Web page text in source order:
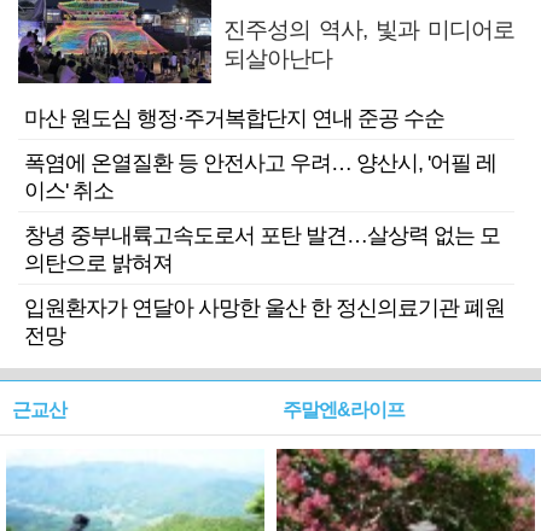
진주성의 역사, 빛과 미디어로
되살아난다
마산 원도심 행정·주거복합단지 연내 준공 수순
폭염에 온열질환 등 안전사고 우려… 양산시, '어필 레
이스' 취소
창녕 중부내륙고속도로서 포탄 발견…살상력 없는 모
의탄으로 밝혀져
입원환자가 연달아 사망한 울산 한 정신의료기관 폐원
전망
근교산 주말엔&라이프